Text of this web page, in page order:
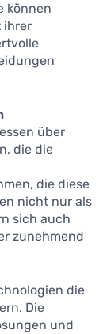
können
ihrer
über
die die
die diese
nicht nur als
sich auch
zunehmend
die
Die
und